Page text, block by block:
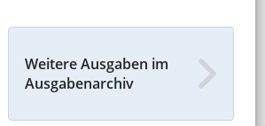
Weitere Ausgaben im
Ausgabenarchiv